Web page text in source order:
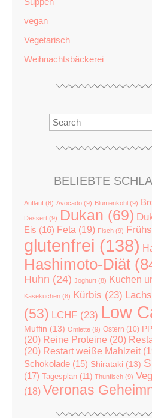
vegan
Vegetarisch
Weihnachtsbäckerei
BELIEBTE
Auflauf (8) Avocado (9) Blumenkohl (9)
Dessert (9) Dukan (69)
Eis (16) Feta (19) Fisch (9)
glutenfrei (138)
Hashimoto-Diät
Huhn (24) Joghurt (8) Kuchen
Käsekuchen (8) Kürbis (23) Lachs
(53) LCHF (23) Low
Muffin (13) Omlette (9) Ostern (10) PP
(20) Reine Proteine (20)
(20) Restart weiße Mahlzeit
Schokolade (15) Shirataki (13)
(17)
Tagesplan (11) Thunfisch (9)
(18) Veronas